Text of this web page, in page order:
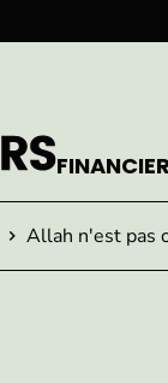
(VAF)
Allah n'est pas